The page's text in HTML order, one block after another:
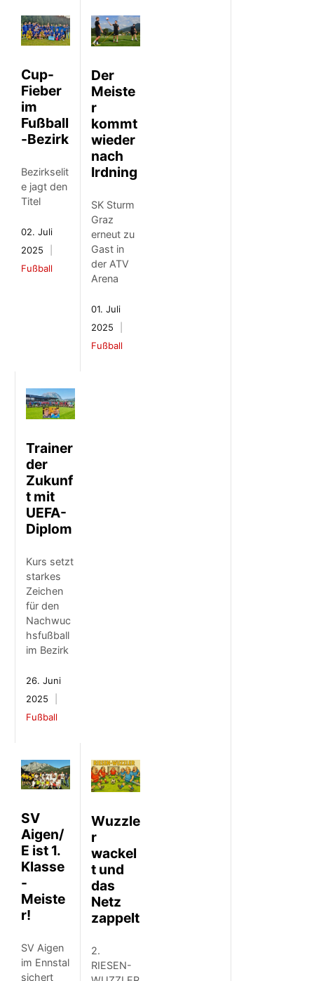
Cup-
Fieber
im
Fußball
-Bezirk
Bezirkselit
e jagt den
Titel
02. Juli
2025
Fußball
Der
Meiste
r
kommt
wieder
nach
Irdning
SK Sturm
Graz
erneut zu
Gast in
der ATV
Arena
01. Juli
2025
Fußball
Trainer
der
Zukunf
t mit
UEFA-
Diplom
Kurs setzt
starkes
Zeichen
für den
Nachwuc
hsfußball
im Bezirk
26. Juni
2025
Fußball
SV
Aigen/
E ist 1.
Klasse
-
Meiste
r!
SV Aigen
im Ennstal
sichert
Wuzzle
r
wackel
t und
das
Netz
zappelt
2.
RIESEN-